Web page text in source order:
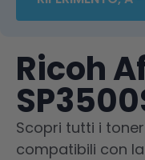
Ricoh
Scopri tutti i
compatibili con